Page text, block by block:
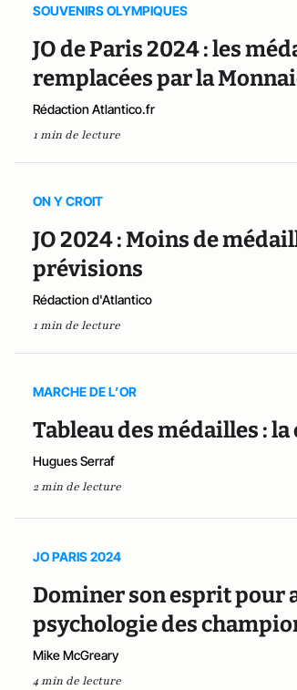
SOUVENIRS OLYMPIQUES
JO de Paris 2024 : les
remplacées par la
Rédaction Atlantico.fr
1 min de lecture
ON Y CROIT
JO 2024 : Moins de
prévisions
Rédaction d'Atlantico
1 min de lecture
MARCHE DE L’OR
Tableau des médailles :
Hugues Serraf
2 min de lecture
JO PARIS 2024
Dominer son esprit pour
psychologie des
Mike McGreary
4 min de lecture